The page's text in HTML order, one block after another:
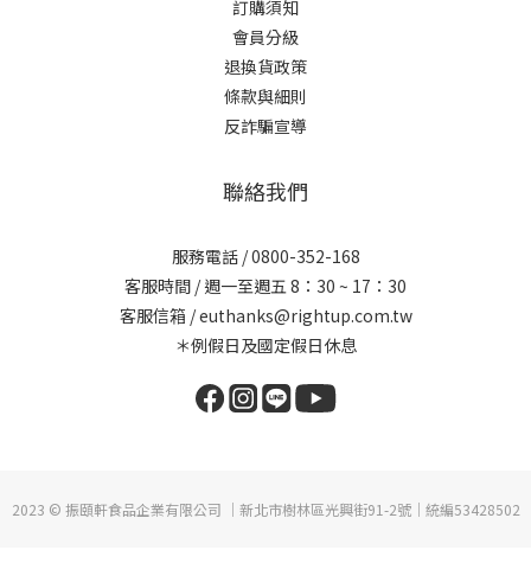
訂購須知
會員分級
退換貨政策
條款與細則
反詐騙宣導
聯絡我們
服務電話 / 0800-352-168
客服時間 / 週一至週五 8：30 ~ 17：30
客服信箱 / euthanks@rightup.com.tw
＊例假日及國定假日休息
2023 © 振頤軒食品企業有限公司 ｜新北市樹林區光興街91-2號｜統編53428502